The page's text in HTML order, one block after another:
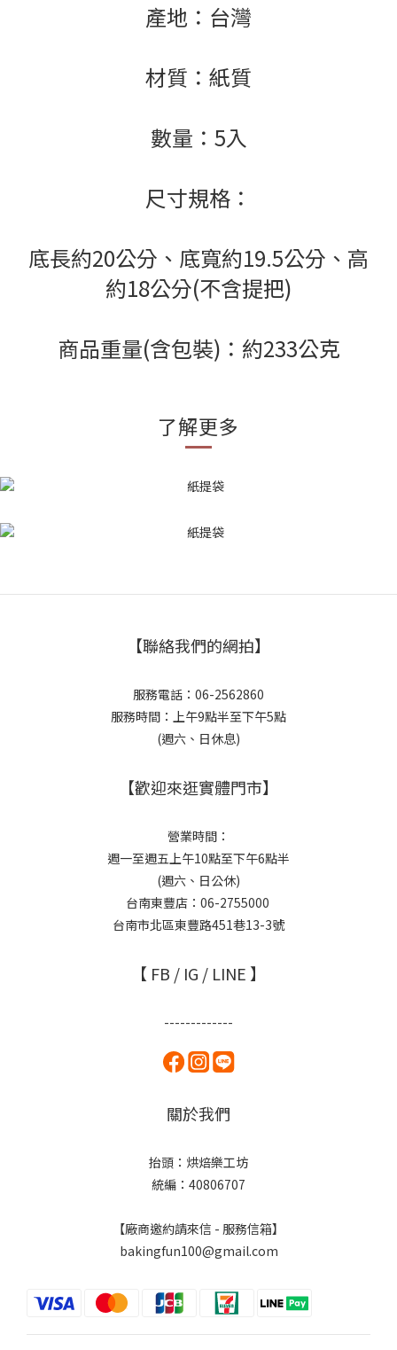
產地：台灣
材質：紙質
數量：5入
尺寸規格：
底長約20公分、底寬約19.5公分、高
約18公分(不含提把)
商品重量(含包裝)：約233公克
了解更多
【聯絡我們的網拍】
服務電話：06-2562860
服務時間：上午9點半至下午5點
(週六、日休息)
【歡迎來逛實體門市】
營業時間：
週一至週五上午10點至下午6點半
(週六、日公休)
台南東豐店：06-2755000
台南市北區東豐路451巷13-3號
【 FB / IG / LINE 】
-------------
關於我們
抬頭：烘焙樂工坊
統編：40806707
【廠商邀約請來信 - 服務信箱】
bakingfun100@gmail.com